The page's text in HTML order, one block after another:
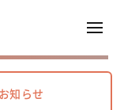
知らせ